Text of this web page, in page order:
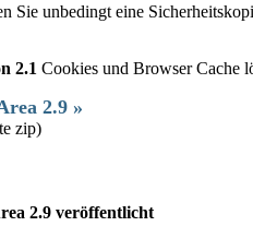
Sie unbedingt eine
2.1 Cookies und Browser Cache
2.9 »
zip)
2.9 veröffentlicht